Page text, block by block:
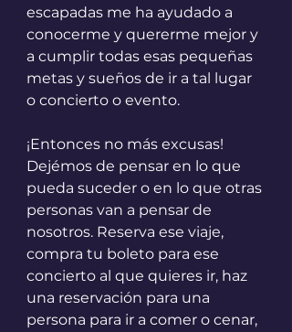
escapadas me ha ayudado a
conocerme y quererme mejor y
a cumplir todas esas pequeñas
metas y sueños de ir a tal lugar
o concierto o evento.
¡Entonces no más excusas!
Dejémos de pensar en lo que
pueda suceder o en lo que otras
personas van a pensar de
nosotros. Reserva ese viaje,
compra tu boleto para ese
concierto al que quieres ir, haz
una reservación para una
persona para ir a comer o cenar,